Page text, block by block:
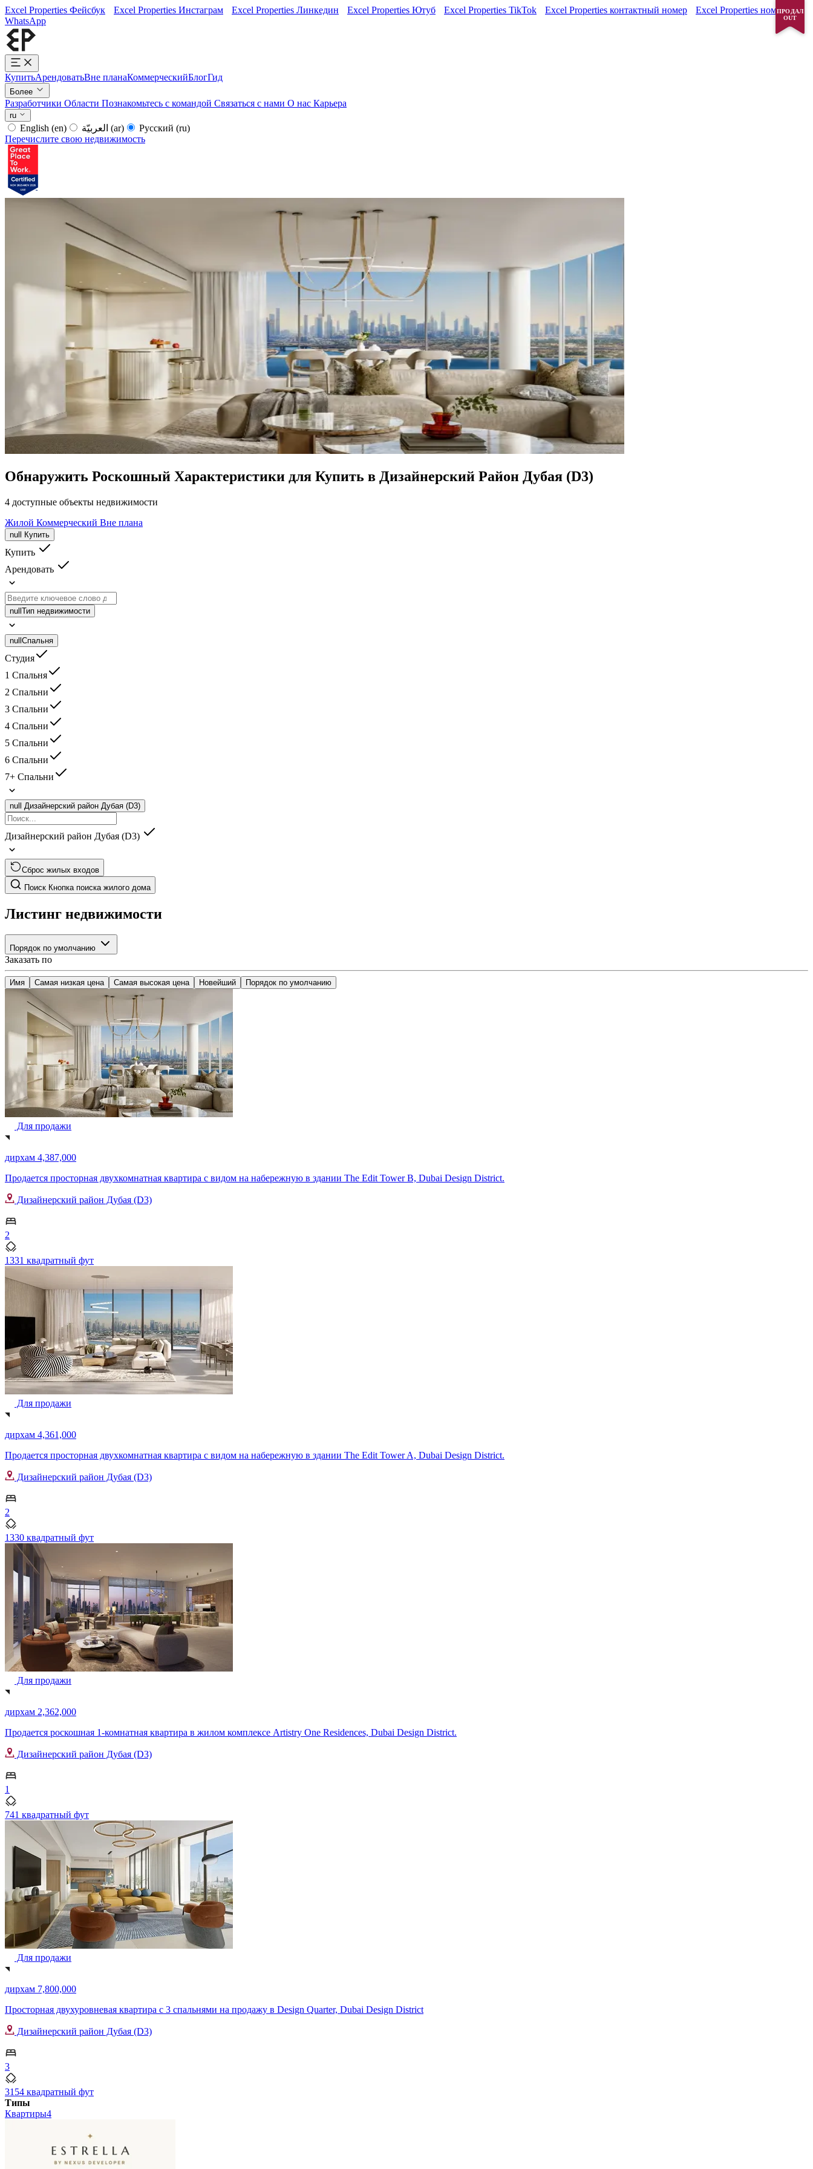
Excel Properties Фейсбук Excel Properties Инстаграм Excel Properties Линкедин Excel Properties Ютуб Excel Properties TikTok Excel Properties контактный номер
Excel Properties номер
WhatsApp
КупитьАрендоватьВне планаКоммерческийБлогГид
Более
Разработчики Области Познакомьтесь с командой Связаться с нами О нас Карьера
ru
English (en) (ar) Русский (ru)
Перечислите свою недвижимость
Обнаружить Роскошный Характеристики для Купить в Дизайнерский Район Дубая (D3)
4 доступные объекты недвижимости
Жилой Коммерческий Вне плана
null Купить
Купить
Арендовать
null Тип недвижимости
null Спальня
Студия
1 Спальня
2 Спальни
3 Спальни
4 Спальни
5 Спальни
6 Спальни
7+ Спальни
null Дизайнерский район Дубая (D3)
Дизайнерский район Дубая (D3)
Сброс жилых входов
Поиск Кнопка поиска жилого дома
Листинг недвижимости
Порядок по умолчанию
Заказать по
Имя Самая низкая цена Самая высокая цена Новейший Порядок по умолчанию
Для продажи
дирхам 4,387,000
Продается просторная двухкомнатная квартира с видом на набережную в здании The Edit Tower B, Dubai Design District.
Дизайнерский район Дубая (D3)
2
1331 квадратный фут
Для продажи
дирхам 4,361,000
Продается просторная двухкомнатная квартира с видом на набережную в здании The Edit Tower A, Dubai Design District.
Дизайнерский район Дубая (D3)
2
1330 квадратный фут
Для продажи
дирхам 2,362,000
Продается роскошная 1-комнатная квартира в жилом комплексе Artistry One Residences, Dubai Design District.
Дизайнерский район Дубая (D3)
1
741 квадратный фут
ПРОДАЛ
OUT
Для продажи
дирхам 7,800,000
Просторная двухуровневая квартира с 3 спальнями на продажу в Design Quarter, Dubai Design District
Дизайнерский район Дубая (D3)
3
3154 квадратный фут
Типы
Квартиры4